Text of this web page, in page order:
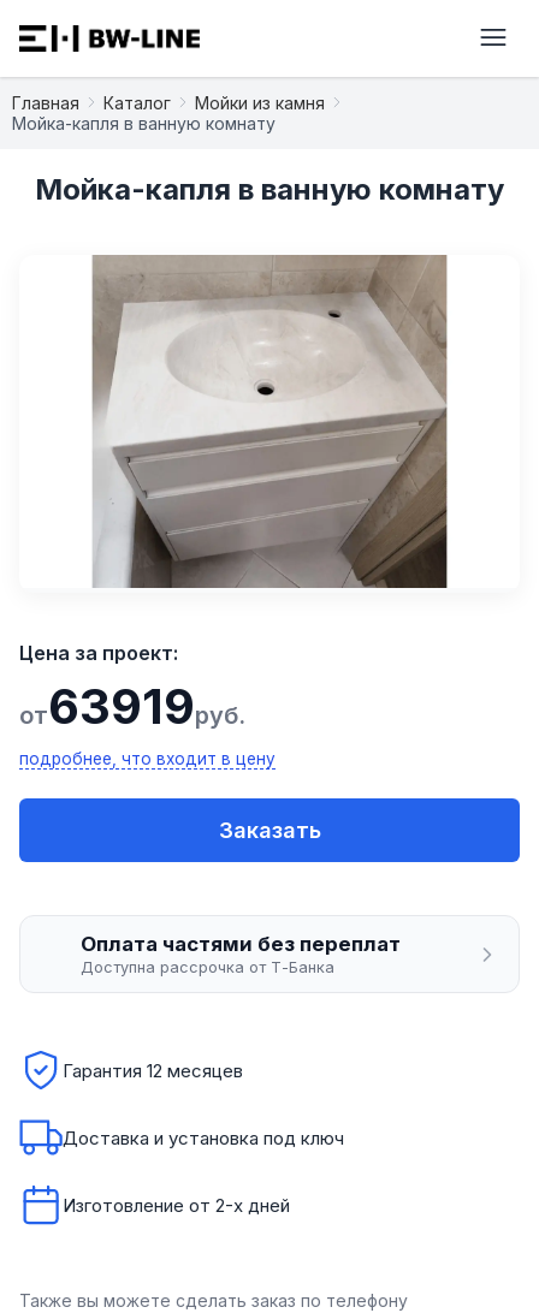
Главная Каталог
Мойки из камня
Мойка-капля в ванную комнату
Мойка-капля в ванную комнату
Цена за проект:
от63919руб.
подробнее, что входит в цену
Заказать
Оплата частями без переплат
Доступна рассрочка от Т-Банка
Гарантия 12 месяцев
Доставка и установка под ключ
Изготовление от 2-х дней
Также вы можете сделать заказ по телефону